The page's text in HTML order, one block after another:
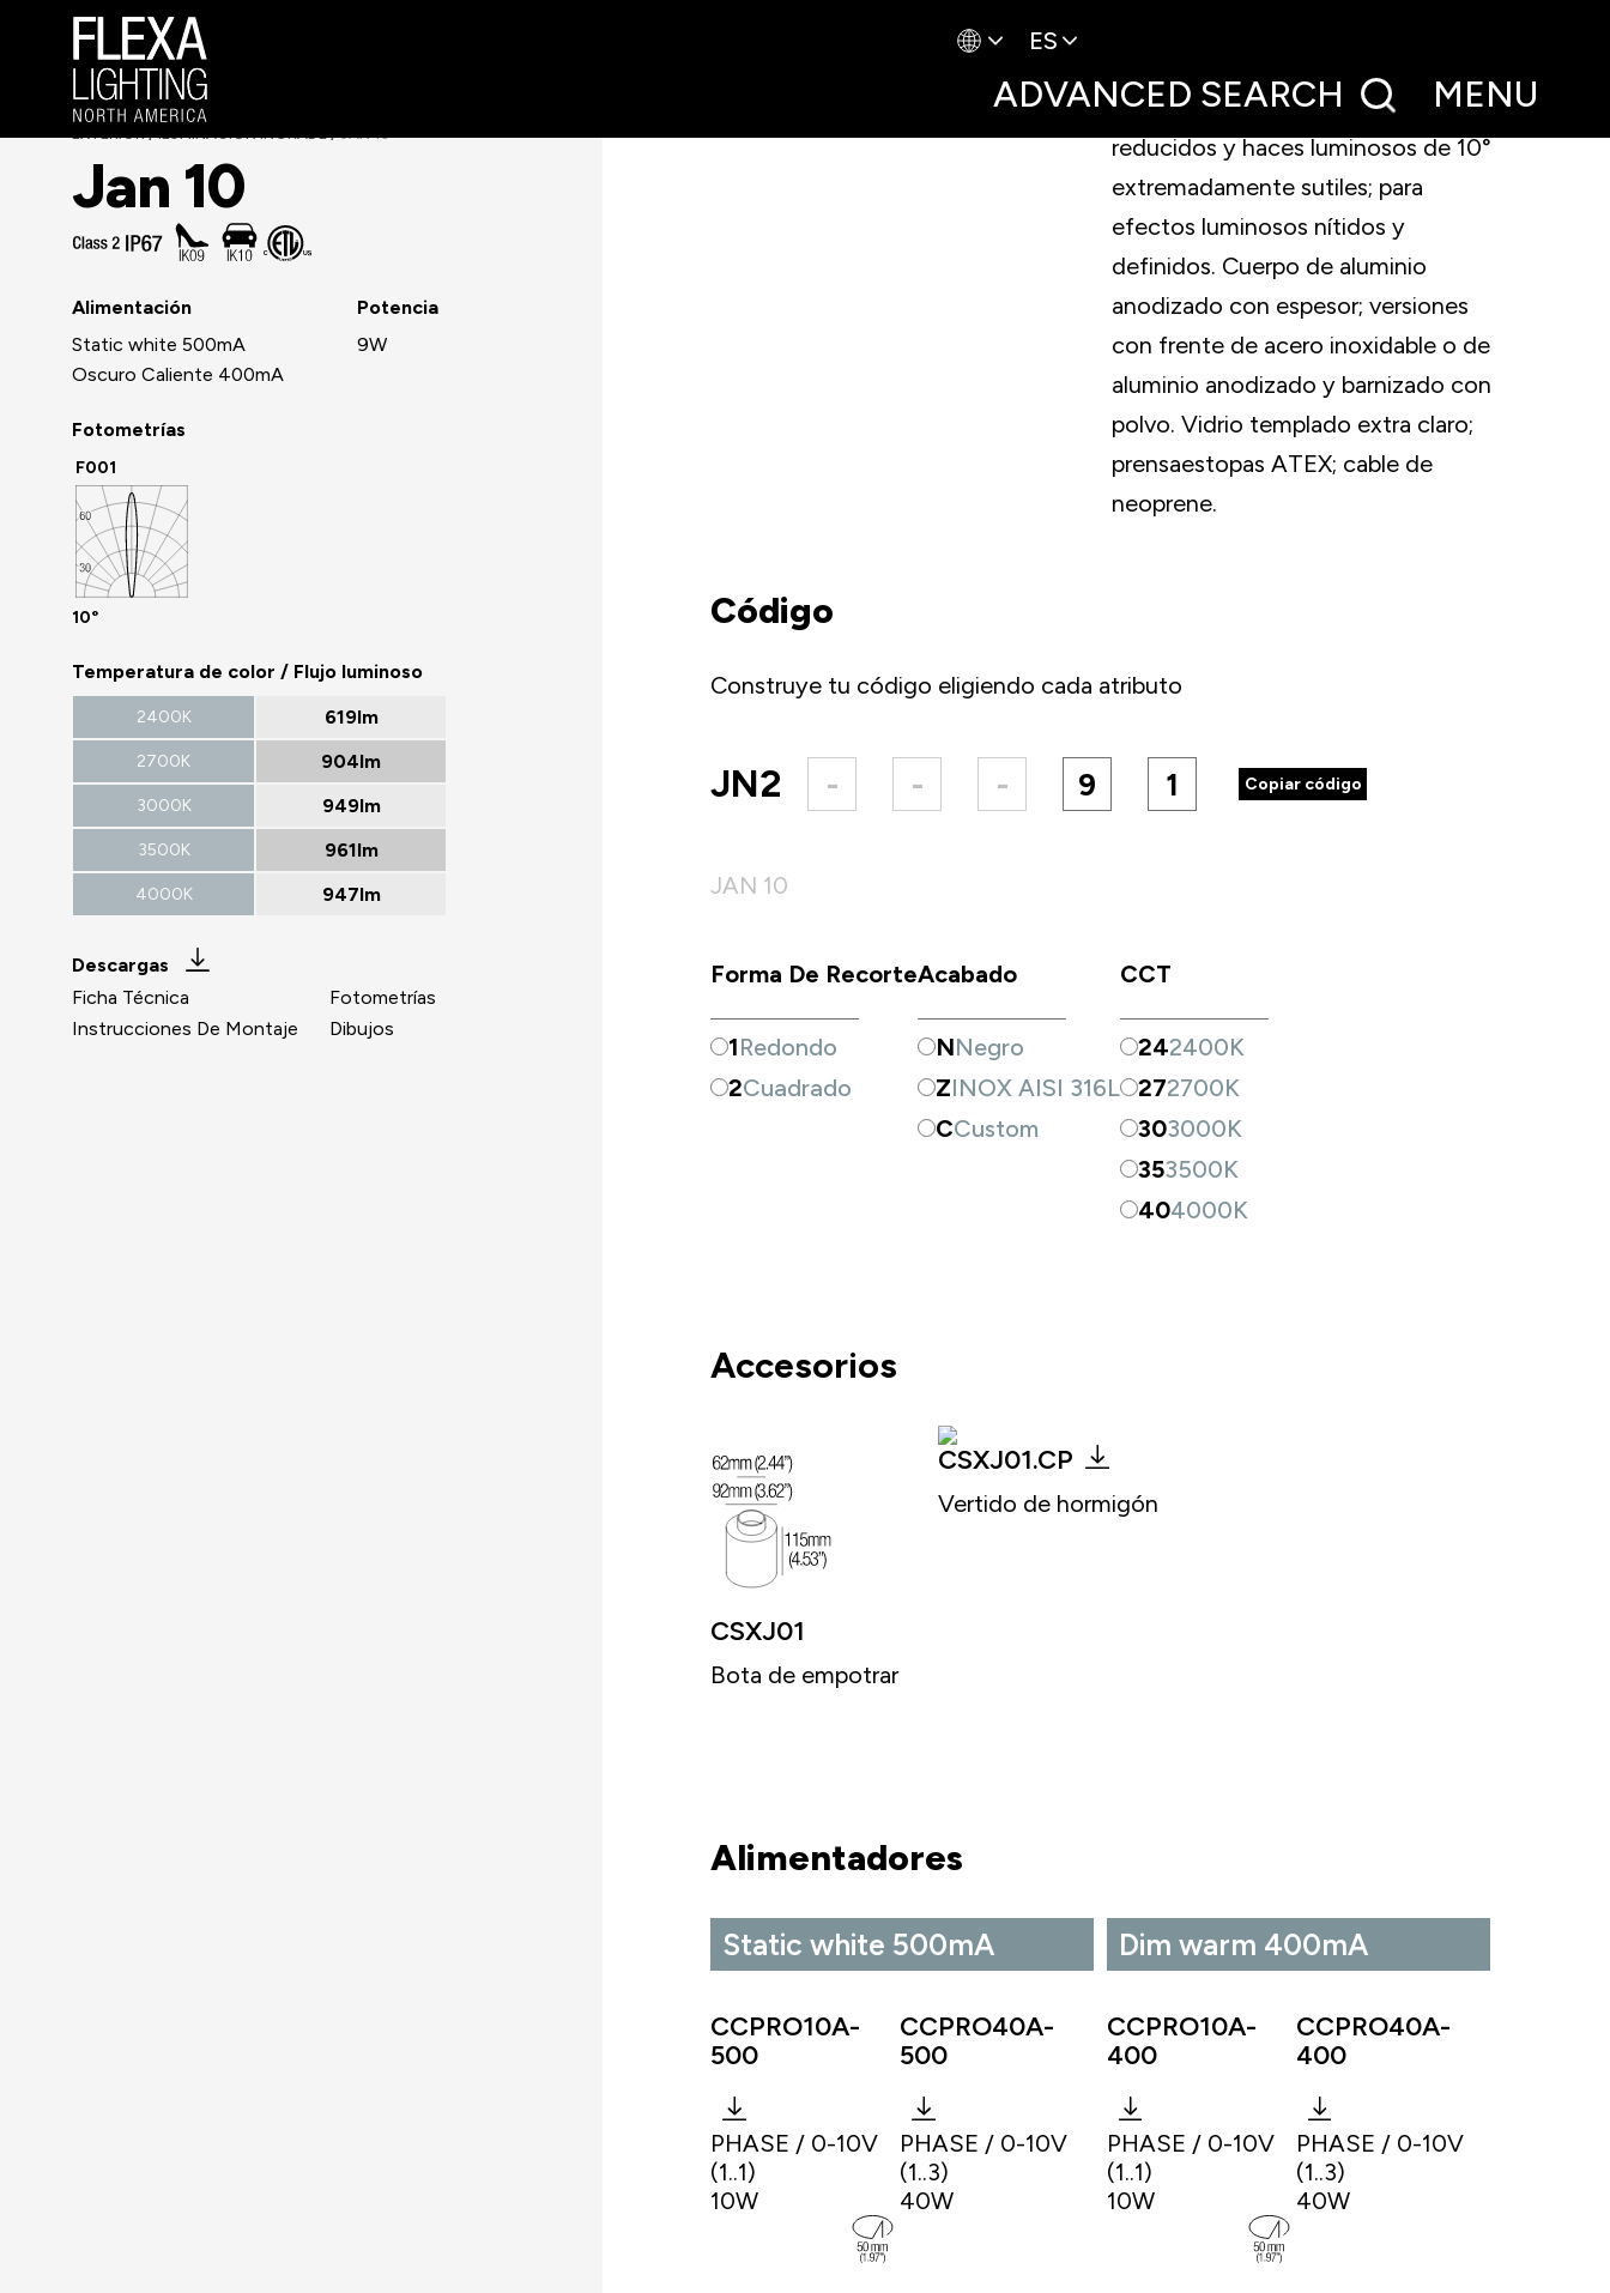
ES
ADVANCED SEARCH MENU
EXTERIOR/ILUMINACIÓN INGRADE/JAN 10
Jan 10
Alimentación
Static white 500mA
Oscuro Caliente 400mA
Potencia
9W
Fotometrías
F001
10°
Temperatura de color / Flujo luminoso
2400K 619lm
2700K 904lm
3000K 949lm
3500K 961lm
4000K 947lm
Descargas
Ficha Técnica
Instrucciones De Montaje
Fotometrías
Dibujos
tamaños extremadamente
reducidos y haces luminosos de 10°
extremadamente sutiles; para
efectos luminosos nítidos y
definidos. Cuerpo de aluminio
anodizado con espesor; versiones
con frente de acero inoxidable o de
aluminio anodizado y barnizado con
polvo. Vidrio templado extra claro;
prensaestopas ATEX; cable de
neoprene.
Código
Construye tu código eligiendo cada atributo
JN2 - - - 9 1 Copiar código
JAN 10
Forma De Recorte
1Redondo
2Cuadrado
Acabado
NNegro
ZINOX AISI 316L
CCustom
CCT
242400K
272700K
303000K
353500K
404000K
Accesorios
CSXJ01
Bota de empotrar
CSXJ01.CP
Vertido de hormigón
Alimentadores
Static white 500mA
CCPRO10A-
500
PHASE / 0-10V
(1..1)
10W
CCPRO40A-
500
PHASE / 0-10V
(1..3)
40W
Dim warm 400mA
CCPRO10A-
400
PHASE / 0-10V
(1..1)
10W
CCPRO40A-
400
PHASE / 0-10V
(1..3)
40W